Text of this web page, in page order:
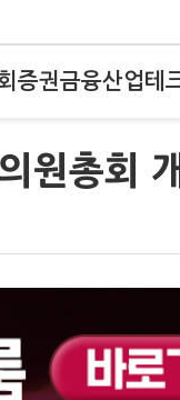
증권금융산업테
원총회